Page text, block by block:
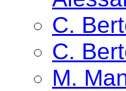
C.
C.
M.